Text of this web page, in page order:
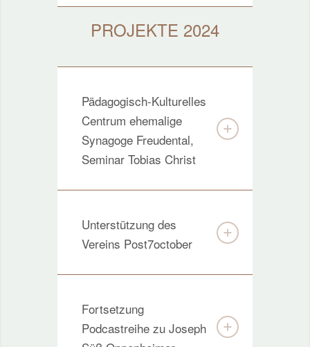
PROJEKTE 2024
Pädagogisch-Kulturelles
Centrum ehemalige
Synagoge Freudental,
Seminar Tobias Christ
Unterstützung des
Vereins Post7october
Fortsetzung
Podcastreihe zu Joseph